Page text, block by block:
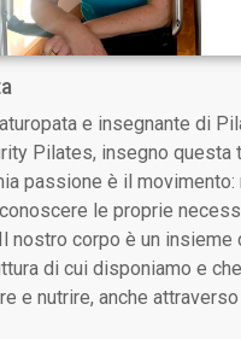
e insegnante di
Pilates, insegno questa
passione è il movimento:
le proprie
nostro corpo è un insieme
di cui disponiamo e
e nutrire, anche